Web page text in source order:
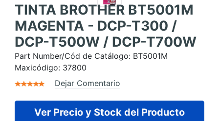
TINTA BROTHER BT5001M
MAGENTA - DCP-T300 /
DCP-T500W / DCP-T700W
Part Number/Cód de Catálogo: BT5001M
Maxicódigo: 37800
Dejar Comentario
Ver Precio y Stock del Producto